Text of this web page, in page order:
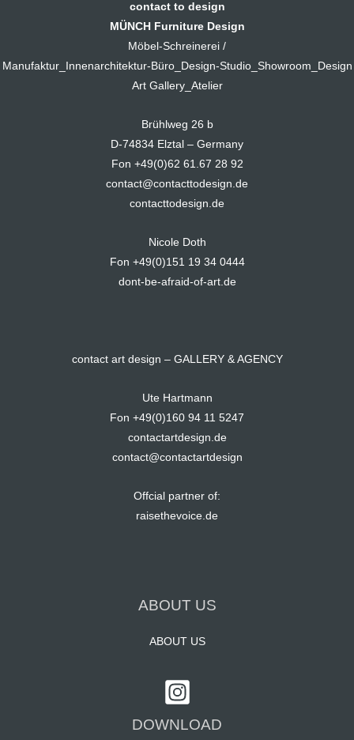
contact to design
MÜNCH Furniture Design
Möbel-Schreinerei /
Manufaktur_Innenarchitektur-Büro_Design-Studio_Showroom_Design
Art Gallery_Atelier
Brühlweg 26 b
D-74834 Elztal – Germany
Fon +49(0)62 61.67 28 92
contact@contacttodesign.de
contacttodesign.de
Nicole Doth
Fon +49(0)151 19 34 0444
dont-be-afraid-of-art.de
contact art design – GALLERY & AGENCY
Ute Hartmann
Fon +49(0)160 94 11 5247
contactartdesign.de
contact@contactartdesign
Offcial partner of:
raisethevoice.de
ABOUT US
ABOUT US
DOWNLOAD